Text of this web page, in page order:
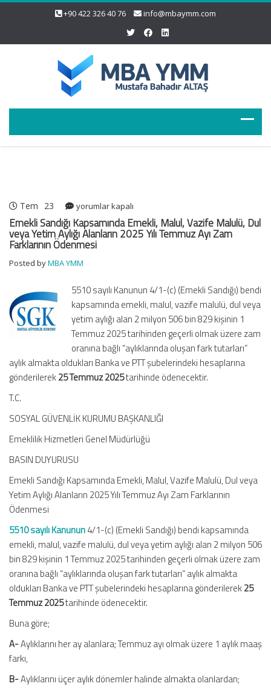
+90 422 326 40 76 info@mbaymm.com
Tem 23
Emekli
Sandığı
Kapsamında
Emekli,
Vazife
Dul
veya
Yetim
Aylığı
Alanların
2025
Temmuz
Farklarının
Ödenmesi
yorumlar kapalı
Emekli Sandığı Kapsamında Emekli, Malul, Vazife Malulü, Dul
veya Yetim Aylığı Alanların 2025 Yılı Temmuz Ayı Zam
Farklarının Ödenmesi
Posted byMBA YMM
5510 sayılı Kanunun 4/1-(c) (Emekli Sandığı) bendi
kapsamında emekli, malul, vazife malulü, dul veya
yetim aylığı alan 2 milyon 506 bin 829 kişinin 1
Temmuz 2025 tarihinden geçerli olmak üzere zam
oranına bağlı “aylıklarında oluşan fark tutarları”
aylık almakta oldukları Banka ve PTT şubelerindeki hesaplarına
gönderilerek25 Temmuz 2025tarihinde ödenecektir.
T.C.
SOSYAL GÜVENLİK KURUMU BAŞKANLIĞI
Emeklilik Hizmetleri Genel Müdürlüğü
BASIN DUYURUSU
Emekli Sandığı Kapsamında Emekli, Malul, Vazife Malulü, Dul veya
Yetim Aylığı Alanların 2025 Yılı Temmuz Ayı Zam Farklarının
Ödenmesi
5510 sayılı Kanunun4/1-(c) (Emekli Sandığı) bendi kapsamında
emekli, malul, vazife malulü, dul veya yetim aylığı alan 2 milyon 506
bin 829 kişinin 1 Temmuz 2025 tarihinden geçerli olmak üzere zam
oranına bağlı “aylıklarında oluşan fark tutarları” aylık almakta
oldukları Banka ve PTT şubelerindeki hesaplarına gönderilerek25
Temmuz 2025tarihinde ödenecektir.
Buna göre;
A-Aylıklarını her ay alanlara; Temmuz ayı olmak üzere 1 aylık maaş
farkı,
B-Aylıklarını üçer aylık dönemler halinde almakta olanlardan;